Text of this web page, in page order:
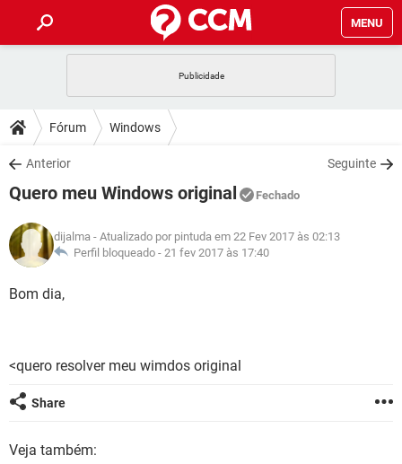
MENU
CELULAR
OUTLOOK
INSTAGRAM GMAIL
GUIA DE COMPRAS
DICAS
JOGOS
INSTAGRAM GMAIL
GUIA DE COMPRAS
DOWNLOADS
JOGOS WHATSAPP
CELULAR
OUTLOOK EXCEL
INSTAGRAM
FÓRUM
JOGOS WHATSAPP
CELULAR
OUTLOOK
GUIA DE COMPRAS
GLOSSÁRIO
JOGOS
INSTAGRAM GMAIL
GUIA DE COMPRAS
Fórum Windows
Anterior Seguinte
Quero meu Windows original Fechado
dijalma - Atualizado por pintuda em 22 Fev 2017 às 02:13
Perfil bloqueado - 21 fev 2017 às 17:40
Bom dia,
<quero resolver meu wimdos original
Share
Veja também: